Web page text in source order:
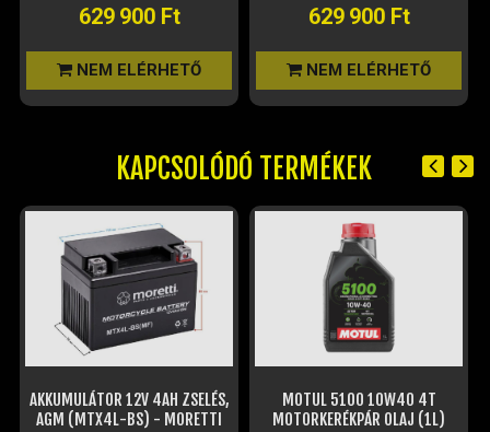
629 900 Ft
NEM ELÉRHETŐ
629 900 Ft
NEM ELÉRHETŐ
KAPCSOLÓDÓ TERMÉKEK
AKKUMULÁTOR 12V 4AH ZSELÉS,
AGM (MTX4L-BS) - MORETTI
MOTUL 5100 10W40 4T
MOTORKERÉKPÁR OLAJ (1L)